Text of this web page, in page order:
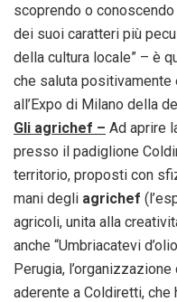
scoprendo o conoscendo
dei suoi caratteri più
della cultura locale” – è
che saluta
all’Expo di Milano della
Gli agrichef – Ad aprire
presso il padiglione
territorio, proposti con
mani degli agrichef
agricoli, unita alla
anche “Umbriacatevi
Perugia,
aderente a Coldiretti,